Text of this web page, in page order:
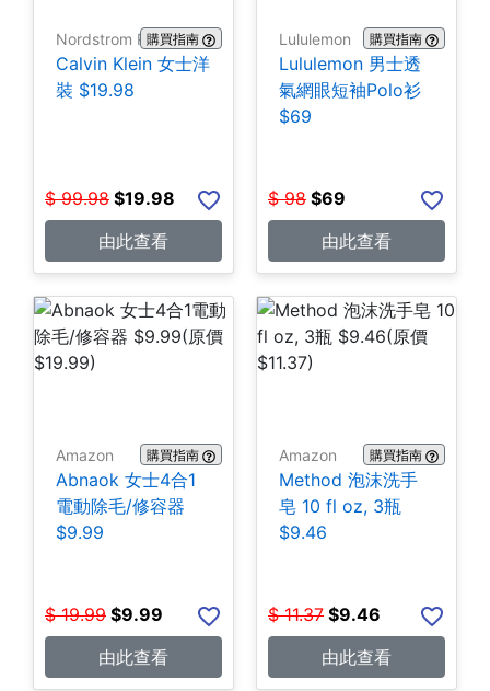
Nordstrom Rack購買指南
Calvin Klein 女士洋
裝 $19.98
$ 99.98 $19.98
由此查看
Lululemon 購買指南
Lululemon 男士透
氣網眼短袖Polo衫
$69
$ 98 $69
由此查看
Amazon 購買指南
Abnaok 女士4合1
電動除毛/修容器
$9.99
$ 19.99 $9.99
由此查看
Amazon 購買指南
Method 泡沫洗手
皂 10 fl oz, 3瓶
$9.46
$ 11.37 $9.46
由此查看